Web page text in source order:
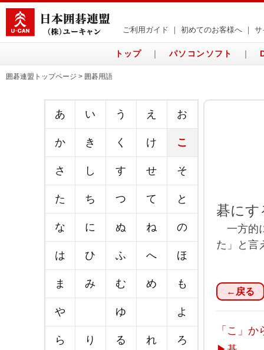
ご利用ガイド 初めてのお客様へ サ
トップ ｜ パソコンソフト ｜
囲碁連盟トップページ > 囲碁用語
あ い う え お
か き く け こ
さ し す せ そ
た ち つ て と
な に ぬ ね の
は ひ ふ へ ほ
ま み む め も
や ゆ よ
ら り る れ ろ
碁にす
一方的
た」と言
←戻る
「こ」